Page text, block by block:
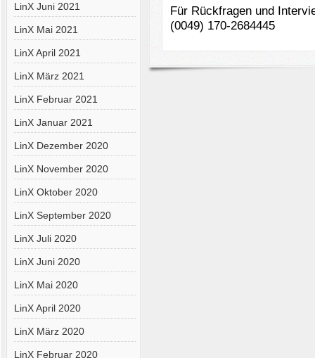
LinX Juni 2021
LinX Mai 2021
LinX April 2021
LinX März 2021
LinX Februar 2021
LinX Januar 2021
LinX Dezember 2020
LinX November 2020
LinX Oktober 2020
LinX September 2020
LinX Juli 2020
LinX Juni 2020
LinX Mai 2020
LinX April 2020
LinX März 2020
LinX Februar 2020
Für Rückfragen und
(0049) 170-2684445